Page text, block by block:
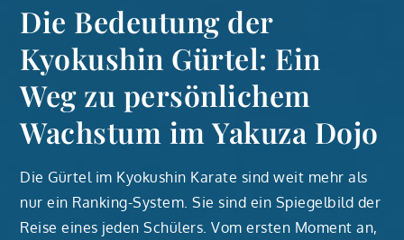
Die Bedeutung der
Kyokushin Gürtel: Ein
Weg zu persönlichem
Wachstum im Yakuza Dojo
Die Gürtel im Kyokushin Karate sind weit mehr als
nur ein Ranking-System. Sie sind ein Spiegelbild der
Reise eines jeden Schülers. Vom ersten Moment an,